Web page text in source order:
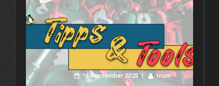
16 September 2025 trom